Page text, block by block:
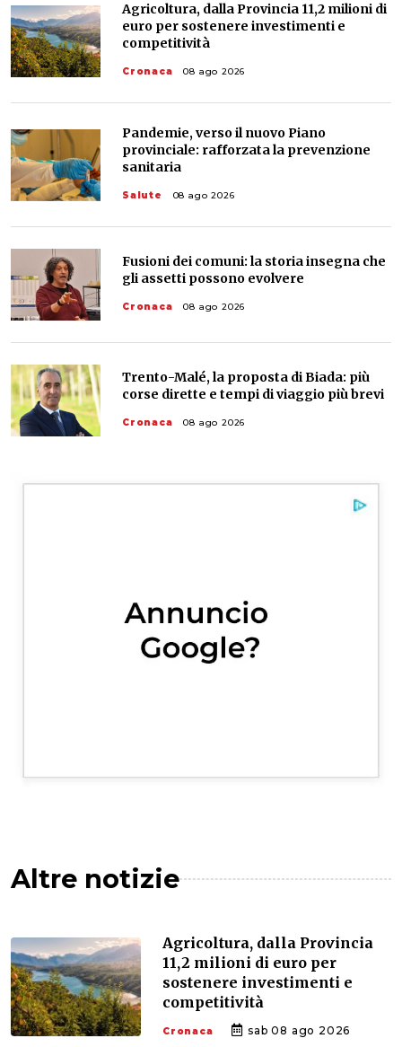
Agricoltura, dalla Provincia 11,2 milioni di
euro per sostenere investimenti e
competitività
Cronaca 08 ago 2026
Pandemie, verso il nuovo Piano
provinciale: rafforzata la prevenzione
sanitaria
Salute 08 ago 2026
Fusioni dei comuni: la storia insegna che
gli assetti possono evolvere
Cronaca 08 ago 2026
Trento-Malé, la proposta di Biada: più
corse dirette e tempi di viaggio più brevi
Cronaca 08 ago 2026
Altre notizie
Agricoltura, dalla Provincia
11,2 milioni di euro per
sostenere investimenti e
competitività
Cronaca sab 08 ago 2026